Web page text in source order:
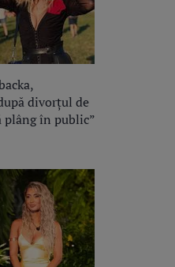
divorțul de
plâng în public”